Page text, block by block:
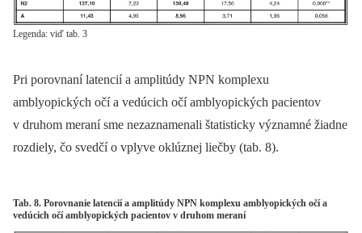
Legenda: viď tab. 3
Pri porovnaní latencií a amplitúdy NPN komplexu
amblyopických očí a vedúcich očí amblyopických pacientov
v druhom meraní sme nezaznamenali štatisticky významné žiadne
rozdiely, čo svedčí o vplyve oklúznej liečby (tab. 8).
Tab. 8. Porovnanie latencií a amplitúdy NPN komplexu amblyopických očí a
vedúcich očí amblyopických pacientov v druhom meraní